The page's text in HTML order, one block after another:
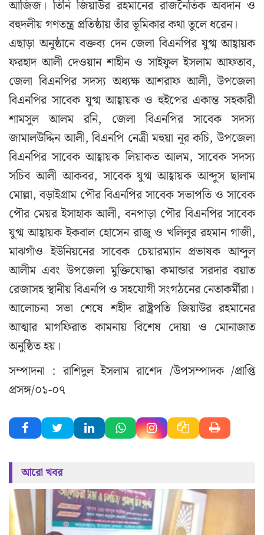
আজিজ। তিনি জিয়াউর রহমানের রাজনৈতিক অবদান ও
বহুদলীয় গণতন্ত্র প্রতিষ্ঠায় তাঁর ভূমিকার কথা তুলে ধরেন।
এছাড়া অনুষ্ঠানে বক্তব্য দেন জেলা বিএনপির যুগ্ম আহ্বায়ক
ফরহাদ আলী দেওয়ান শাহীন ও সাইফুল ইসলাম আফতাব,
জেলা বিএনপির সদস্য অধ্যক্ষ আশরাফ আলী, উপজেলা
বিএনপির সাবেক যুগ্ম আহ্বায়ক ও হুইপের একান্ত সহকারী
শামসুল আলম রনি, জেলা বিএনপির সাবেক সদস্য
জামালউদ্দিন আলী, বিএনপি নেত্রী মহুয়া নূর কচি, উপজেলা
বিএনপির সাবেক আহ্বায়ক লিয়াকত আলম, সাবেক সদস্য
সচিব আলী আকবর, সাবেক যুগ্ম আহ্বায়ক আব্দুস ছালাম
মোল্লা, বড়াইগ্রাম পৌর বিএনপির সাবেক সভাপতি ও সাবেক
পৌর মেয়র ইসাহাক আলী, বনপাড়া পৌর বিএনপির সাবেক
যুগ্ম আহ্বায়ক ইকবাল হোসেন রাজু ও খলিলুর রহমান গাজী,
মাঝগাঁও ইউনিয়নের সাবেক চেয়ারম্যান প্রভাষক আব্দুল
আলীম এবং উপজেলা মুক্তিযোদ্ধা কমান্ডার সরদার বয়াত
রেজাসহ স্থানীয় বিএনপি ও সহযোগী সংগঠনের নেতাকর্মীরা।
আলোচনা সভা শেষে শহীদ রাষ্ট্রপতি জিয়াউর রহমানের
আত্মার মাগফিরাত কামনায় বিশেষ দোয়া ও মোনাজাত
অনুষ্ঠিত হয়।
সম্পাদনা : রাশিদুল ইসলাম রাশেদ /উপসম্পাদক /প্রাপ্তি
প্রসঙ্গ/০১-০৭
আরো খবর